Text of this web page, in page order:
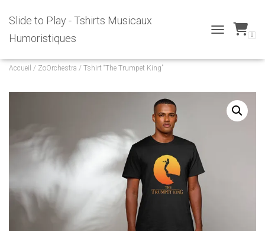
Slide to Play - Tshirts Musicaux
Humoristiques
G
0
Accueil / ZoOrchestra / Tshirt “The Trumpet King”